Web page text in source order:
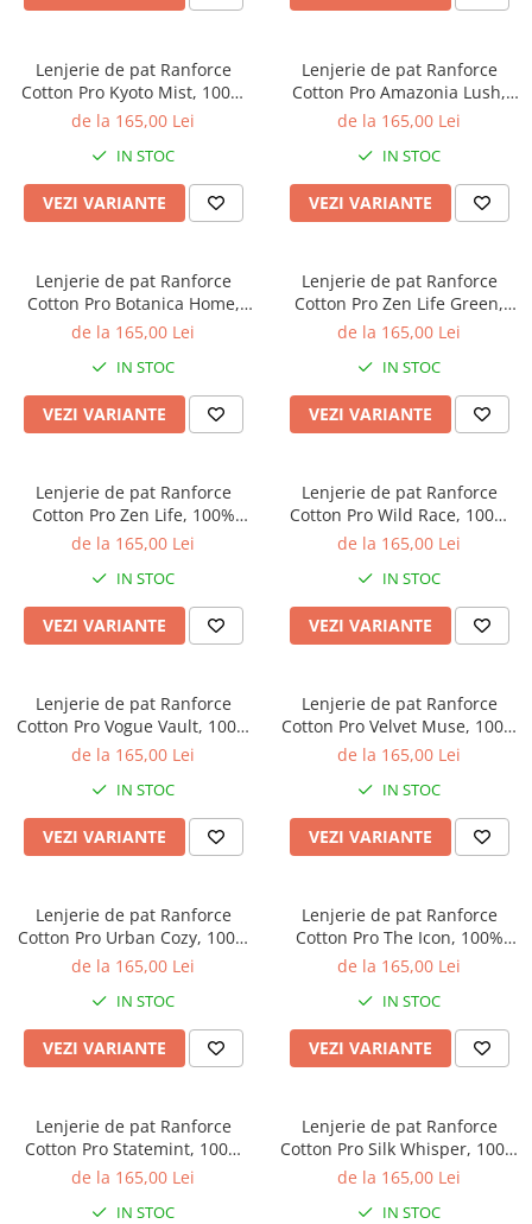
Bumbac satinat
Compatibile cu saltea
140x200cm
200x200cm
200x220cm
Cu elastic
Normal - fara elastic
Alba
Neagra
Galbena
Gri
Mov
Roz
Bej
Imprimeu
Cu dungi
Cu inimioare
Cu ursuleti
Lenjerie de pat Ranforce
Cotton Pro Kyoto Mist, 100%
bumbac, maro, imprimeu
de la 165,00 Lei
IN STOC
VEZI VARIANTE
Lenjerie de pat Ranforce
Cotton Pro Amazonia Lush,
100% bumbac, bej, imprimeu
de la 165,00 Lei
IN STOC
VEZI VARIANTE
Lenjerie de pat Ranforce
Cotton Pro Botanica Home,
100% bumbac, turcoaz inchis,
de la 165,00 Lei
IN STOC
VEZI VARIANTE
Lenjerie de pat Ranforce
Cotton Pro Zen Life Green,
100% bumbac, verde mint,
de la 165,00 Lei
IN STOC
VEZI VARIANTE
Lenjerie de pat Ranforce
Cotton Pro Zen Life, 100%
bumbac, galben, imprimeu cu
de la 165,00 Lei
IN STOC
VEZI VARIANTE
Lenjerie de pat Ranforce
Cotton Pro Wild Race, 100%
bumbac, maro, imprimeu
de la 165,00 Lei
IN STOC
VEZI VARIANTE
Lenjerie de pat Ranforce
Cotton Pro Vogue Vault, 100%
bumbac, gri deschis,
de la 165,00 Lei
IN STOC
VEZI VARIANTE
Lenjerie de pat Ranforce
Cotton Pro Velvet Muse, 100%
bumbac, verde inchis,
de la 165,00 Lei
IN STOC
VEZI VARIANTE
Lenjerie de pat Ranforce
Cotton Pro Urban Cozy, 100%
bumbac, bej, imprimeu
de la 165,00 Lei
IN STOC
VEZI VARIANTE
Lenjerie de pat Ranforce
Cotton Pro The Icon, 100%
bumbac, alb, imprimeu
de la 165,00 Lei
IN STOC
VEZI VARIANTE
Lenjerie de pat Ranforce
Cotton Pro Statemint, 100%
bumbac, alb, imprimeu floral
de la 165,00 Lei
IN STOC
Lenjerie de pat Ranforce
Cotton Pro Silk Whisper, 100%
bumbac, alb, imprimeu cu
de la 165,00 Lei
IN STOC